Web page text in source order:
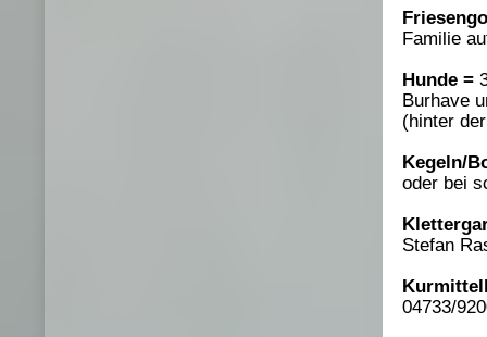
Familie
Hunde =
Burhave
(hinter
Kegeln/
oder bei
Stefan
04733/